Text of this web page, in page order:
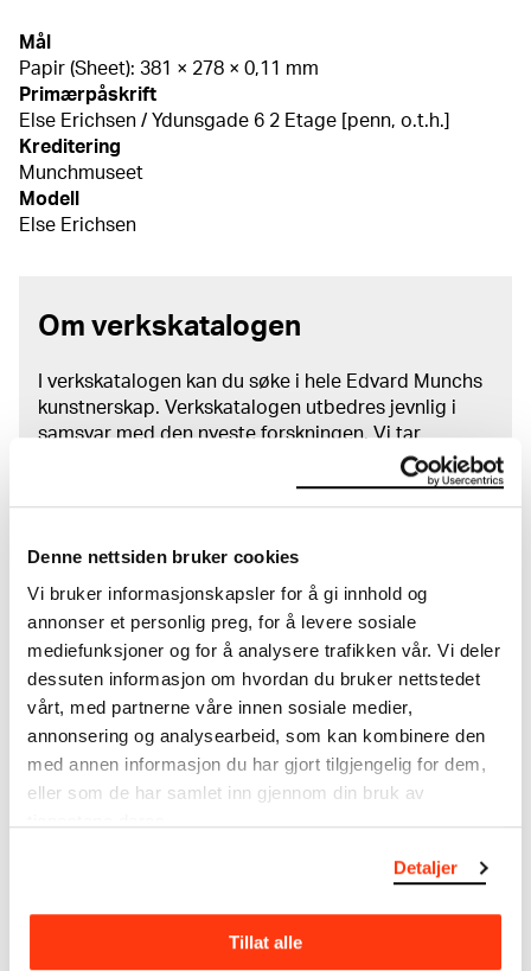
Denne nettsiden bruker cookies
Vi bruker informasjonskapsler for å gi innhold og
annonser et personlig preg, for å levere sosiale
mediefunksjoner og for å analysere trafikken vår. Vi deler
dessuten informasjon om hvordan du bruker nettstedet
vårt, med partnerne våre innen sosiale medier,
annonsering og analysearbeid, som kan kombinere den
med annen informasjon du har gjort tilgjengelig for dem,
eller som de har samlet inn gjennom din bruk av
Detaljer
Tillat alle
Mål
Papir (Sheet): 381 × 278 × 0,11 mm
Primærpåskrift
Else Erichsen / Ydunsgade 6 2 Etage [penn, o.t.h.]
Kreditering
Munchmuseet
Modell
Else Erichsen
Om verkskatalogen
I verkskatalogen kan du søke i hele Edvard Munchs
kunstnerskap. Verkskatalogen utbedres jevnlig i
samsvar med den nyeste forskningen. Vi tar
kunstverk. I tillegg til den ekstraordinære samlingen
somEdvard Munchtestamenterte til Oslo
kommune i 1940, rommer museet også samlingene
til Rolf Stenersen, Amaldus Nielsen og Ludvig O.
Ravensberg.
Merom MUNCHssamling